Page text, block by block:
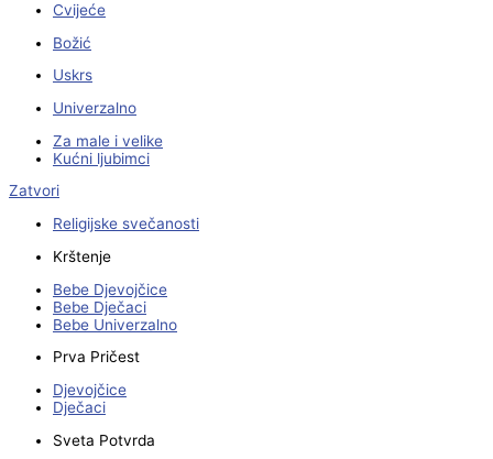
Cvijeće
Božić
Uskrs
Univerzalno
Za male i velike
Kućni ljubimci
Zatvori
Religijske svečanosti
Krštenje
Bebe Djevojčice
Bebe Dječaci
Bebe Univerzalno
Prva Pričest
Djevojčice
Dječaci
Sveta Potvrda